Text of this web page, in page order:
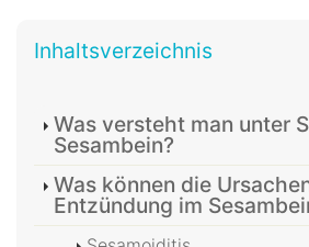
Inhaltsverzeichnis
Was versteht man unter
Sesambein?
Was können die
Entzündung im